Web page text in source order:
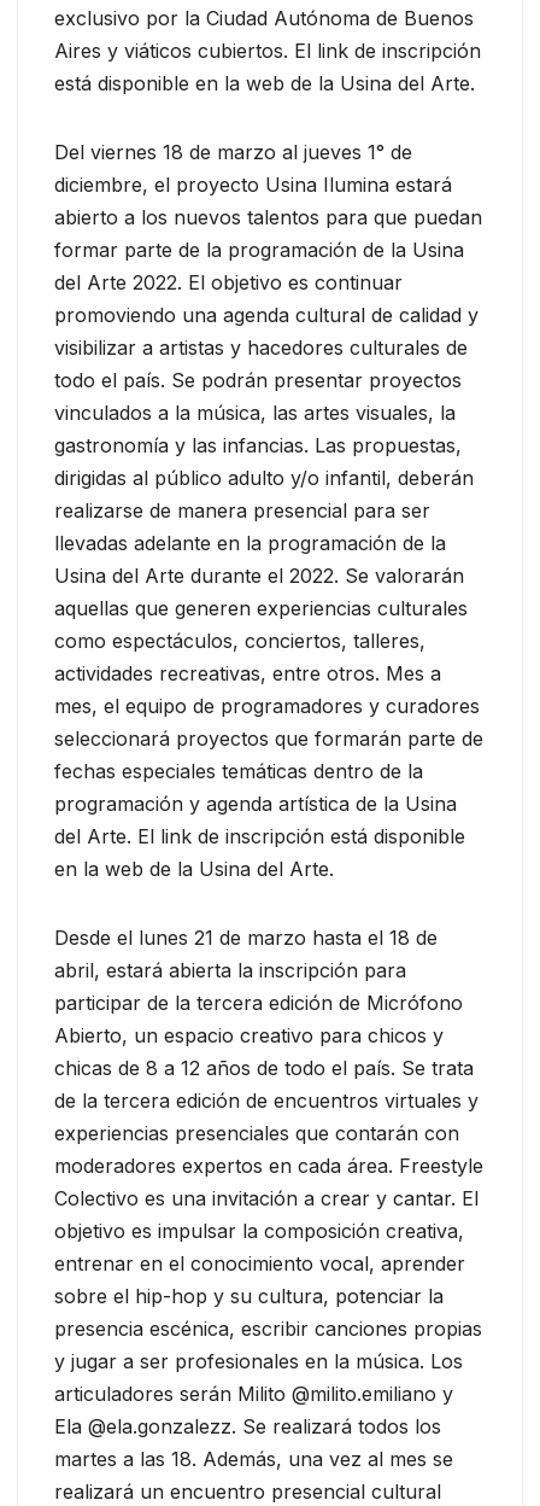
exclusivo por la Ciudad Autónoma de Buenos
Aires y viáticos cubiertos. El link de inscripción
está disponible en la web de la Usina del Arte.
Del viernes 18 de marzo al jueves 1° de
diciembre, el proyecto Usina Ilumina estará
abierto a los nuevos talentos para que puedan
formar parte de la programación de la Usina
del Arte 2022. El objetivo es continuar
promoviendo una agenda cultural de calidad y
visibilizar a artistas y hacedores culturales de
todo el país. Se podrán presentar proyectos
vinculados a la música, las artes visuales, la
gastronomía y las infancias. Las propuestas,
dirigidas al público adulto y/o infantil, deberán
realizarse de manera presencial para ser
llevadas adelante en la programación de la
Usina del Arte durante el 2022. Se valorarán
aquellas que generen experiencias culturales
como espectáculos, conciertos, talleres,
actividades recreativas, entre otros. Mes a
mes, el equipo de programadores y curadores
seleccionará proyectos que formarán parte de
fechas especiales temáticas dentro de la
programación y agenda artística de la Usina
del Arte. El link de inscripción está disponible
en la web de la Usina del Arte.
Desde el lunes 21 de marzo hasta el 18 de
abril, estará abierta la inscripción para
participar de la tercera edición de Micrófono
Abierto, un espacio creativo para chicos y
chicas de 8 a 12 años de todo el país. Se trata
de la tercera edición de encuentros virtuales y
experiencias presenciales que contarán con
moderadores expertos en cada área. Freestyle
Colectivo es una invitación a crear y cantar. El
objetivo es impulsar la composición creativa,
entrenar en el conocimiento vocal, aprender
sobre el hip-hop y su cultura, potenciar la
presencia escénica, escribir canciones propias
y jugar a ser profesionales en la música. Los
articuladores serán Milito @milito.emiliano y
Ela @ela.gonzalezz. Se realizará todos los
martes a las 18. Además, una vez al mes se
realizará un encuentro presencial cultural